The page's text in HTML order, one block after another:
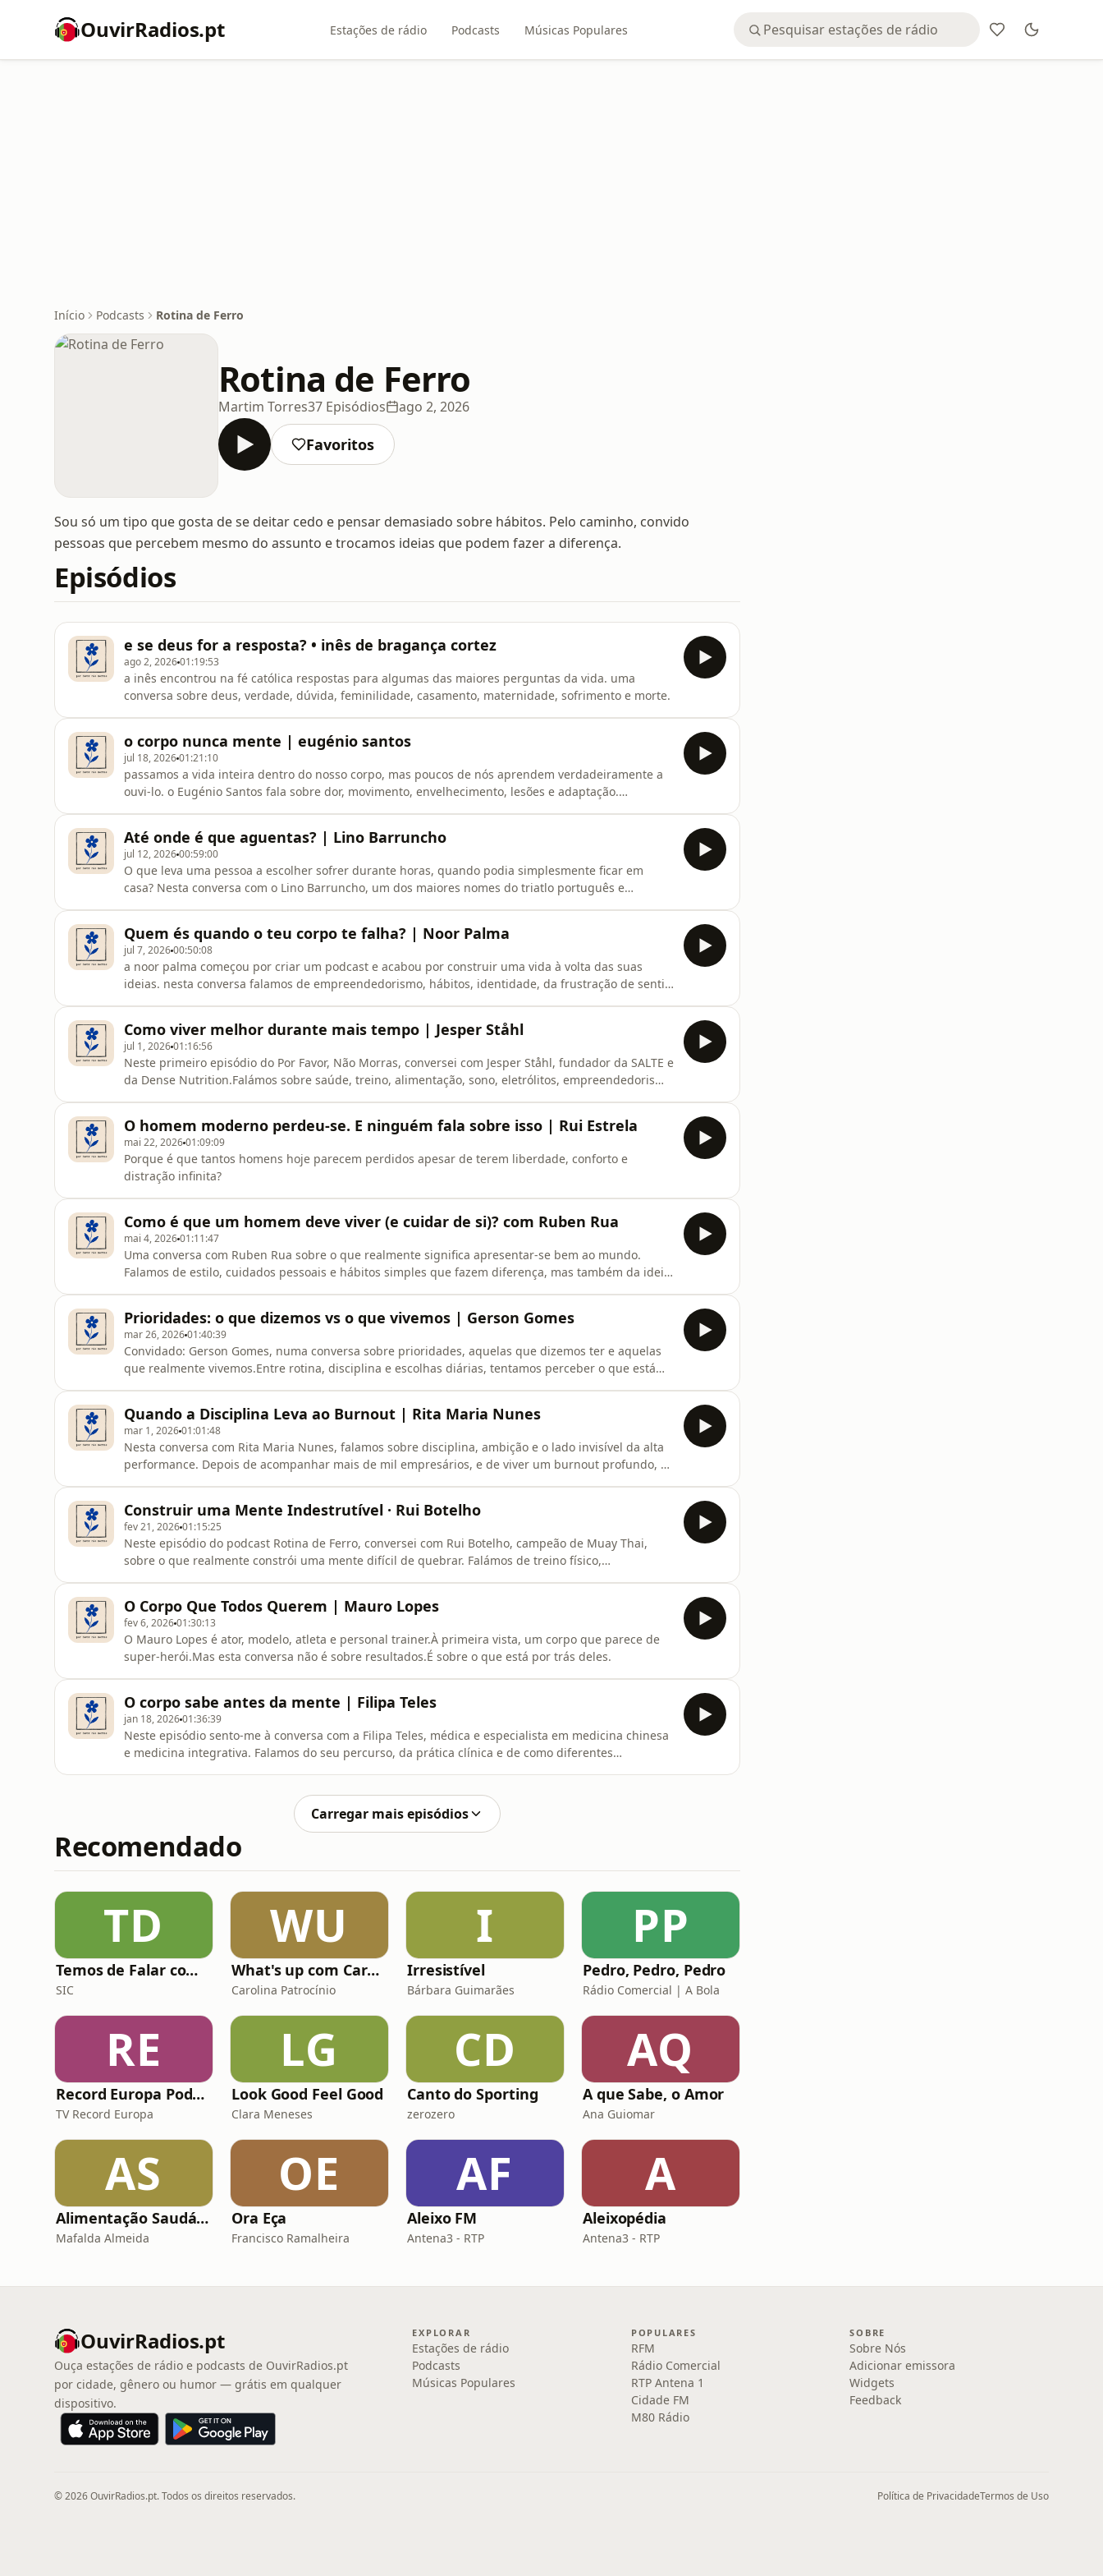
OuvirRadios.pt Estações de rádio Podcasts Músicas Populares
Início Podcasts Rotina de Ferro
Rotina de Ferro
Martim Torres37 Episódios ago 2, 2026
Favoritos
Sou só um tipo que gosta de se deitar cedo e pensar demasiado sobre hábitos. Pelo caminho, convido
pessoas que percebem mesmo do assunto e trocamos ideias que podem fazer a diferença.
Episódios
e se deus for a resposta? • inês de bragança cortez
ago 2, 202601:19:53
a inês encontrou na fé católica respostas para algumas das maiores perguntas da vida. uma
conversa sobre deus, verdade, dúvida, feminilidade, casamento, maternidade, sofrimento e morte.
o corpo nunca mente | eugénio santos
jul 18, 202601:21:10
passamos a vida inteira dentro do nosso corpo, mas poucos de nós aprendem verdadeiramente a
ouvi-lo. o Eugénio Santos fala sobre dor, movimento, envelhecimento, lesões e adaptação.
forma como envelhecemos.
Até onde é que aguentas? | Lino Barruncho
jul 12, 202600:59:00
O que leva uma pessoa a escolher sofrer durante horas, quando podia simplesmente ficar em
casa? Nesta conversa com o Lino Barruncho, um dos maiores nomes do triatlo português e
prova. É descobrir quem somos e
Quem és quando o teu corpo te falha? | Noor Palma
jul 7, 202600:50:08
a noor palma começou por criar um podcast e acabou por construir uma vida à volta das suas
ideias. nesta conversa falamos de empreendedorismo, hábitos, identidade, da frustração de sentir
Como viver melhor durante mais tempo | Jesper Ståhl
jul 1, 202601:16:56
Neste primeiro episódio do Por Favor, Não Morras, conversei com Jesper Ståhl, fundador da SALTE e
da Dense Nutrition.Falámos sobre saúde, treino, alimentação, sono, eletrólitos, empreendedorismo
O homem moderno perdeu-se. E ninguém fala sobre isso | Rui Estrela
mai 22, 202601:09:09
Porque é que tantos homens hoje parecem perdidos apesar de terem liberdade, conforto e
distração infinita?
Como é que um homem deve viver (e cuidar de si)? com Ruben Rua
mai 4, 202601:11:47
Uma conversa com Ruben Rua sobre o que realmente significa apresentar-se bem ao mundo.
Falamos de estilo, cuidados pessoais e hábitos simples que fazem diferença, mas também da ideia
Prioridades: o que dizemos vs o que vivemos | Gerson Gomes
mar 26, 202601:40:39
Convidado: Gerson Gomes, numa conversa sobre prioridades, aquelas que dizemos ter e aquelas
que realmente vivemos.Entre rotina, disciplina e escolhas diárias, tentamos perceber o que está
Quando a Disciplina Leva ao Burnout | Rita Maria Nunes
mar 1, 202601:01:48
Nesta conversa com Rita Maria Nunes, falamos sobre disciplina, ambição e o lado invisível da alta
performance. Depois de acompanhar mais de mil empresários, e de viver um burnout profundo, a
aprisionar?
Construir uma Mente Indestrutível · Rui Botelho
fev 21, 202601:15:25
Neste episódio do podcast Rotina de Ferro, conversei com Rui Botelho, campeão de Muay Thai,
sobre o que realmente constrói uma mente difícil de quebrar. Falámos de treino físico,
é uma conversa sobre p
O Corpo Que Todos Querem | Mauro Lopes
fev 6, 202601:30:13
O Mauro Lopes é ator, modelo, atleta e personal trainer.À primeira vista, um corpo que parece de
super-herói.Mas esta conversa não é sobre resultados.É sobre o que está por trás deles.
O corpo sabe antes da mente | Filipa Teles
jan 18, 202601:36:39
Neste episódio sento-me à conversa com a Filipa Teles, médica e especialista em medicina chinesa
e medicina integrativa. Falamos do seu percurso, da prática clínica e de como diferentes
tempo, exploramos o que está realmente
Carregar mais episódios
Recomendado
TD
Temos de Falar com Elas
SIC
WU
What's up com Carolina Patrocínio
Carolina Patrocínio
I
Irresistível
Bárbara Guimarães
PP
Pedro, Pedro, Pedro
Rádio Comercial | A Bola
RE
Record Europa Podcast
TV Record Europa
LG
Look Good Feel Good
Clara Meneses
CD
Canto do Sporting
zerozero
AQ
A que Sabe, o Amor
Ana Guiomar
AS
Alimentação Saudável
Mafalda Almeida
OE
Ora Eça
Francisco Ramalheira
AF
Aleixo FM
Antena3 - RTP
A
Aleixopédia
Antena3 - RTP
OuvirRadios.pt
Ouça estações de rádio e podcasts de OuvirRadios.pt
por cidade, gênero ou humor — grátis em qualquer
dispositivo.
EXPLORAR
Estações de rádio
Podcasts
Músicas Populares
POPULARES
RFM
Rádio Comercial
RTP Antena 1
Cidade FM
M80 Rádio
SOBRE
Sobre Nós
Adicionar emissora
Widgets
Feedback
© 2026 OuvirRadios.pt. Todos os direitos reservados. Política de PrivacidadeTermos de Uso